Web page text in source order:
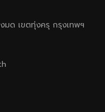
มด เขตทุ่งครุ กรุงเทพฯ